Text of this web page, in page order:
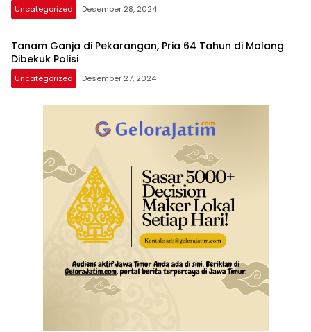
Uncategorized Desember 28, 2024
Tanam Ganja di Pekarangan, Pria 64 Tahun di Malang
Dibekuk Polisi
Uncategorized Desember 27, 2024